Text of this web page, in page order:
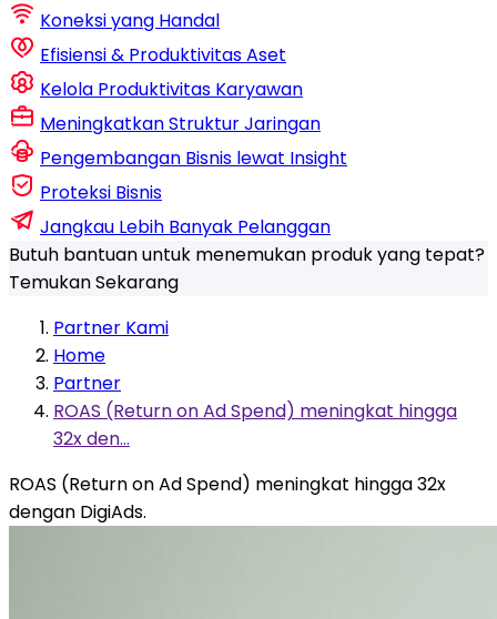
Koneksi yang Handal
Efisiensi & Produktivitas Aset
Kelola Produktivitas Karyawan
Meningkatkan Struktur Jaringan
Pengembangan Bisnis lewat Insight
Proteksi Bisnis
Jangkau Lebih Banyak Pelanggan
Butuh bantuan untuk menemukan produk yang tepat?
Temukan Sekarang
Partner Kami
Home
Partner
ROAS (Return on Ad Spend) meningkat hingga
32x den...
ROAS (Return on Ad Spend) meningkat hingga 32x
dengan DigiAds.